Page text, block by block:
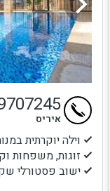
וילה יוקרתית
זוגות, משפחות
ישוב פסטורלי
איריס